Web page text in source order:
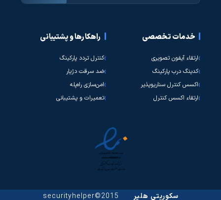
خدمات تخصصی
ارتقاء آیفون تصویری
کدینگ درب پارکینگ
اکسس کنترل سناریوپذیر
ارتقاء اکسس کنترل
راهکارها و پشتیبانی
کنترل تردد پارکینگ
ضد سرقت دژیار
امن‌سازی راه‌پله
تعمیرات و پشتیبانی
سکوریتی هلپر